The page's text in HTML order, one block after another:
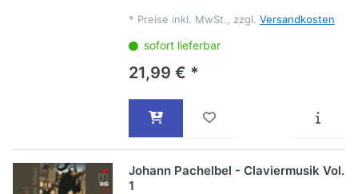
* Preise inkl. MwSt., zzgl. Versandkosten
sofort lieferbar
21,99 € *
Johann Pachelbel - Claviermusik Vol.
1